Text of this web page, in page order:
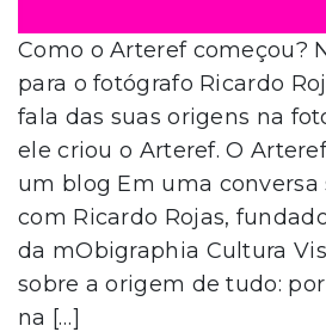
Como o Arteref começou?
para o fotógrafo Ricardo
fala das suas origens na
ele criou o Arteref. O
um blog Em uma
com Ricardo Rojas,
da mObigraphia Cultura
sobre a origem de tudo:
na […]